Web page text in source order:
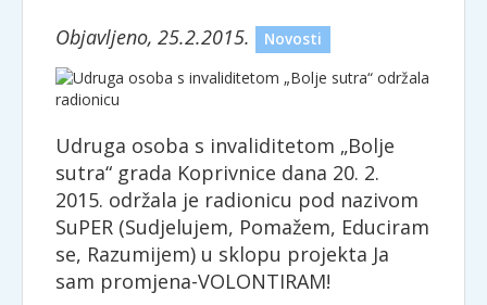
Objavljeno, 25.2.2015. Novosti
Udruga osoba s invaliditetom „Bolje
sutra“ grada Koprivnice dana 20. 2.
2015. održala je radionicu pod nazivom
SuPER (Sudjelujem, Pomažem, Educiram
se, Razumijem) u sklopu projekta Ja
sam promjena-VOLONTIRAM!